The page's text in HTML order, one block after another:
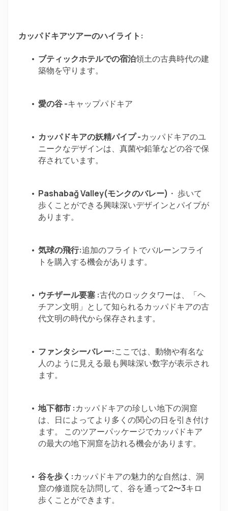
カッパドキアツアーのハイライト:
ブティックホテルでの宿泊領土の古典時代の建
築物を守ります。
愛の谷 -キャップパドキア
カッパドキアの妖精パイプ -カッパドキアのユ
ニークなデザインは、真菌や鉛筆などの谷で保
存されています。
Pashabağ Valley(モンクのバレー) ・ 歩いて
歩くことができる興味深いデザインとパイプが
あります。
気球の飛行:追加のフライトでバルーンフライ
トを購入する機会があります。
ウチザール要塞 :古代のロックタワーは、「ヘ
チアン文明」として知られるカッパドキアの古
代文明の時代から保存されます。
ファンタシーバレー:ここでは、動物や有名な
人のように見える最も興味深い数字が表示され
ます。
地下都市 :カッパドキアの珍しい地下の洞窟
は、日によってより多くの関心の日を引き付け
ます。 このツアーパッケージでカッパドキア
の最大の地下洞窟を訪れる機会があります。
谷を歩く:カッパドキアの魅力的な自然は、洞
窟の修道院を訪問して、谷を通って2〜3キロ
歩くことができます。